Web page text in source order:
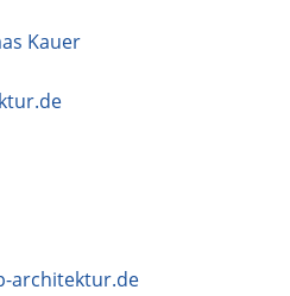
Kauer
architektur.de